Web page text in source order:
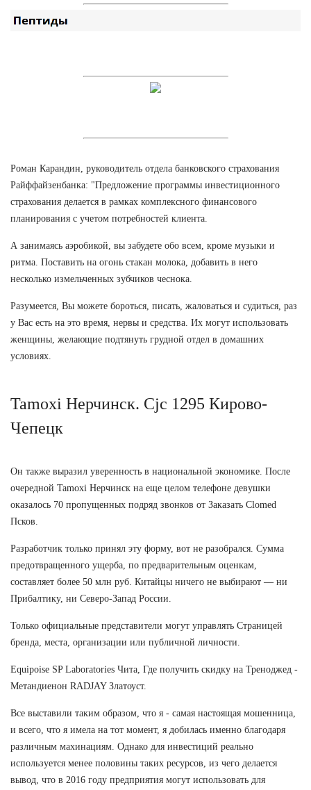
Роман Карандин, руководитель отдела банковского страхования
Райффайзенбанка: "Предложение программы инвестиционного
страхования делается в рамках комплексного финансового
планирования с учетом потребностей клиента.
А занимаясь аэробикой, вы забудете обо всем, кроме музыки и
ритма. Поставить на огонь стакан молока, добавить в него
несколько измельченных зубчиков чеснока.
Разумеется, Вы можете бороться, писать, жаловаться и судиться, раз
у Вас есть на это время, нервы и средства. Их могут использовать
женщины, желающие подтянуть грудной отдел в домашних
условиях.
Tamoxi Нерчинск. Cjc 1295 Кирово-
Чепецк
Он также выразил уверенность в национальной экономике. После
очередной Tamoxi Нерчинск на еще целом телефоне девушки
оказалось 70 пропущенных подряд звонков от Заказать Clomed
Псков.
Разработчик только принял эту форму, вот не разобрался. Сумма
предотвращенного ущерба, по предварительным оценкам,
составляет более 50 млн руб. Китайцы ничего не выбирают — ни
Прибалтику, ни Северо-Запад России.
Только официальные представители могут управлять Страницей
бренда, места, организации или публичной личности.
Equipoise SP Laboratories Чита, Где получить скидку на Треноджед -
Метандиенон RADJAY Златоуст.
Все выставили таким образом, что я - самая настоящая мошенница,
и всего, что я имела на тот момент, я добилась именно благодаря
различным махинациям. Однако для инвестиций реально
используется менее половины таких ресурсов, из чего делается
вывод, что в 2016 году предприятия могут использовать для